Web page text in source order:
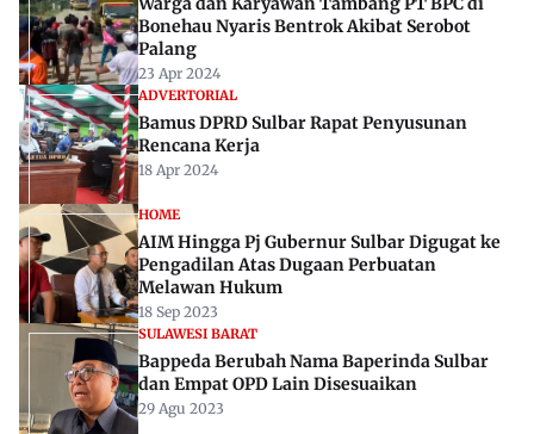
Bonehau Nyaris Bentrok Akibat Serobot
Palang
23 Apr 2024
ADVERTORIAL
Bamus DPRD Sulbar Rapat Penyusunan
Rencana Kerja
18 Apr 2024
HOME
AIM Hingga Pj Gubernur Sulbar Digugat ke
Pengadilan Atas Dugaan Perbuatan
Melawan Hukum
18 Sep 2023
SULAWESI BARAT
Bappeda Berubah Nama Baperinda Sulbar
dan Empat OPD Lain Disesuaikan
29 Agu 2023